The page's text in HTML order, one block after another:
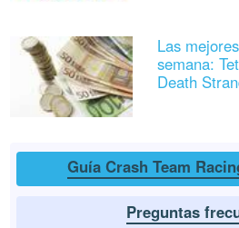
Las
semana:
Death
Guía Crash Team
Preguntas